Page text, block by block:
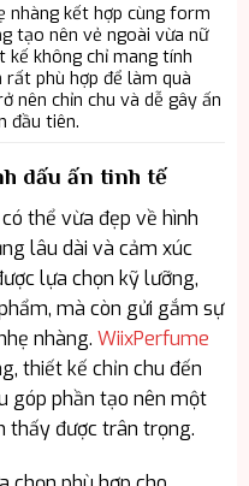
nhàng kết hợp cùng form
tạo nên vẻ ngoài vừa nữ
kế không chỉ mang tính
phù hợp để làm quà
nên chỉn chu và dễ gây ấn
đầu tiên.
dấu ấn tinh tế
thể vừa đẹp về hình
lâu dài và cảm xúc
lựa chọn kỹ lưỡng,
mà còn gửi gắm sự
nhàng. WiixPerfume
thiết kế chỉn chu đến
góp phần tạo nên một
thấy được trân trọng.